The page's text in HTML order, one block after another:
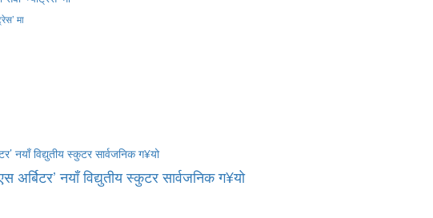
मा
अर्बिटर’ नयाँ विद्युतीय स्कुटर सार्वजनिक ग¥यो